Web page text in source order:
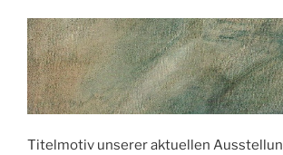
Titelmotiv unserer aktuellen